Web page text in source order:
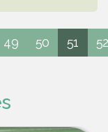
49 50 51 52